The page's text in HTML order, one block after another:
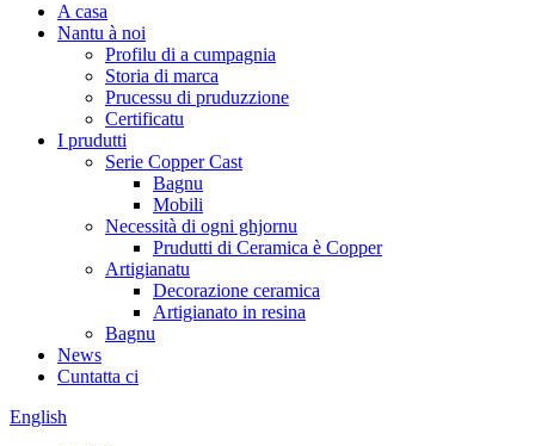
A casa
Nantu à noi
Profilu di a cumpagnia
Storia di marca
Prucessu di pruduzzione
Certificatu
I prudutti
Serie Copper Cast
Bagnu
Mobili
Necessità di ogni ghjornu
Prudutti di Ceramica è Copper
Artigianatu
Decorazione ceramica
Artigianato in resina
Bagnu
News
Cuntatta ci
English